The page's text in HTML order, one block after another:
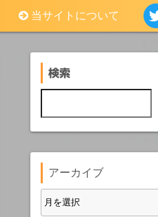
当サイトについて
検索
索
アーカイブ